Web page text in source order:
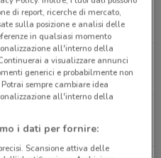
Orio Al Serio
49 Bergamo
di report, ricerche di mercato,
sulla posizione e analisi delle
in qualsiasi momento
all'interno della
a visualizzare annunci
generici e probabilmente non
sempre cambiare idea
all'interno della
i dati per fornire:
Scansione attiva delle